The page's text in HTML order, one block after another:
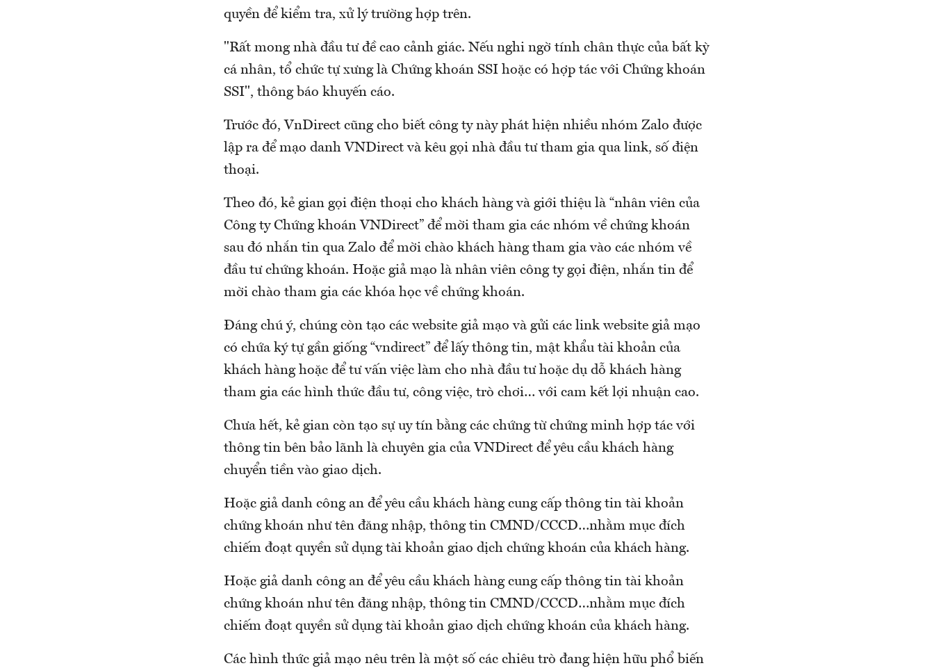
quyền để kiểm tra, xử lý trường hợp trên.
"Rất mong nhà đầu tư đề cao cảnh giác. Nếu nghi ngờ tính chân thực của bất kỳ
cá nhân, tổ chức tự xưng là Chứng khoán SSI hoặc có hợp tác với Chứng khoán
SSI", thông báo khuyến cáo.
Trước đó, VnDirect cũng cho biết công ty này phát hiện nhiều nhóm Zalo được
lập ra để mạo danh VNDirect và kêu gọi nhà đầu tư tham gia qua link, số điện
thoại.
Theo đó, kẻ gian gọi điện thoại cho khách hàng và giới thiệu là “nhân viên của
Công ty Chứng khoán VNDirect” để mời tham gia các nhóm về chứng khoán
sau đó nhắn tin qua Zalo để mời chào khách hàng tham gia vào các nhóm về
đầu tư chứng khoán. Hoặc giả mạo là nhân viên công ty gọi điện, nhắn tin để
mời chào tham gia các khóa học về chứng khoán.
Đáng chú ý, chúng còn tạo các website giả mạo và gửi các link website giả mạo
có chứa ký tự gần giống “vndirect” để lấy thông tin, mật khẩu tài khoản của
khách hàng hoặc để tư vấn việc làm cho nhà đầu tư hoặc dụ dỗ khách hàng
tham gia các hình thức đầu tư, công việc, trò chơi… với cam kết lợi nhuận cao.
Chưa hết, kẻ gian còn tạo sự uy tín bằng các chứng từ chứng minh hợp tác với
thông tin bên bảo lãnh là chuyên gia của VNDirect để yêu cầu khách hàng
chuyển tiền vào giao dịch.
Hoặc giả danh công an để yêu cầu khách hàng cung cấp thông tin tài khoản
chứng khoán như tên đăng nhập, thông tin CMND/CCCD…nhằm mục đích
chiếm đoạt quyền sử dụng tài khoản giao dịch chứng khoán của khách hàng.
Hoặc giả danh công an để yêu cầu khách hàng cung cấp thông tin tài khoản
chứng khoán như tên đăng nhập, thông tin CMND/CCCD…nhằm mục đích
chiếm đoạt quyền sử dụng tài khoản giao dịch chứng khoán của khách hàng.
Các hình thức giả mạo nêu trên là một số các chiêu trò đang hiện hữu phổ biến